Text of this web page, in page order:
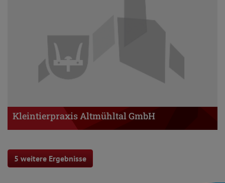
Kleintierpraxis Altmühltal GmbH
5 weitere Ergebnisse